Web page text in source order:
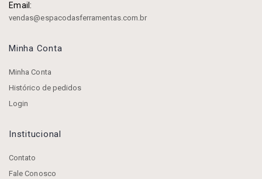
Email:
vendas@espacodasferramentas.com.br
Minha Conta
Minha Conta
Histórico de pedidos
Login
Institucional
Contato
Fale Conosco